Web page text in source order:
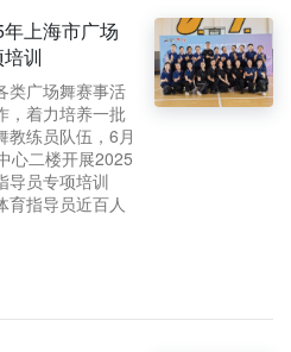
上海市广场
训
类广场舞赛事活
，着力培养一批
教练员队伍，6月
心二楼开展2025
导员专项培训
育指导员近百人